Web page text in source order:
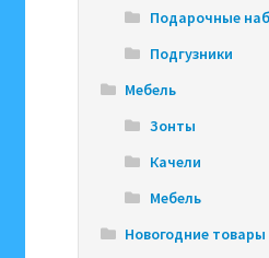
Подарочные
Подгузники
Мебель
Зонты
Качели
Мебель
Новогодние товары